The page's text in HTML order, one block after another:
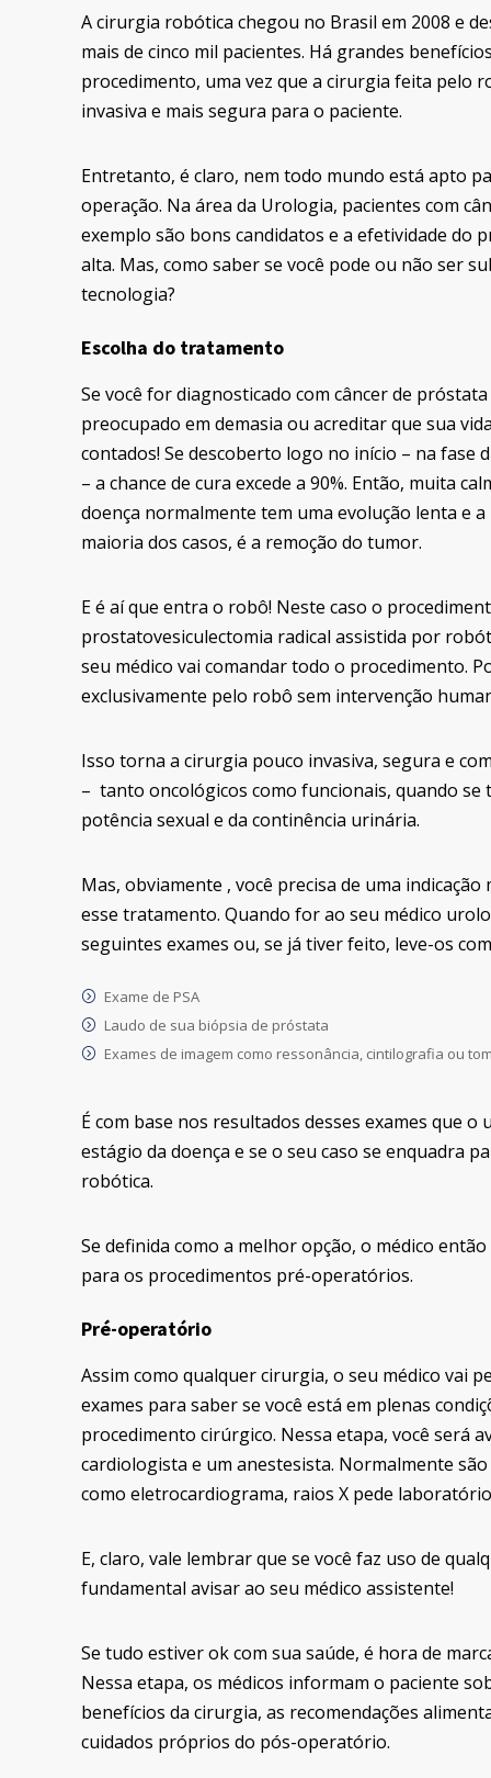
A cirurgia robótica chegou no Brasil em 2008 e
mais de cinco mil pacientes. Há grandes
procedimento, uma vez que a cirurgia feita pelo
invasiva e mais segura para o paciente.
Entretanto, é claro, nem todo mundo está apto
operação. Na área da Urologia, pacientes com
exemplo são bons candidatos e a efetividade do
alta. Mas, como saber se você pode ou não ser
tecnologia?
Escolha do tratamento
Se você for diagnosticado com câncer de
preocupado em demasia ou acreditar que sua
contados! Se descoberto logo no início – na fase
– a chance de cura excede a 90%. Então, muita
doença normalmente tem uma evolução lenta e
maioria dos casos, é a remoção do tumor.
E é aí que entra o robô! Neste caso o
prostatovesiculectomia radical assistida por
seu médico vai comandar todo o procedimento.
exclusivamente pelo robô sem intervenção
Isso torna a cirurgia pouco invasiva, segura e
– tanto oncológicos como funcionais, quando se
potência sexual e da continência urinária.
Mas, obviamente , você precisa de uma indicação
esse tratamento. Quando for ao seu médico
seguintes exames ou, se já tiver feito, leve-os
Exame de PSA
Laudo de sua biópsia de próstata
Exames de imagem como ressonância, cintilografia ou
É com base nos resultados desses exames que
estágio da doença e se o seu caso se enquadra
robótica.
Se definida como a melhor opção, o médico
para os procedimentos pré-operatórios.
Pré-operatório
Assim como qualquer cirurgia, o seu médico vai
exames para saber se você está em plenas
procedimento cirúrgico. Nessa etapa, você será
cardiologista e um anestesista. Normalmente
como eletrocardiograma, raios X pede
E, claro, vale lembrar que se você faz uso de
fundamental avisar ao seu médico assistente!
Se tudo estiver ok com sua saúde, é hora de
Nessa etapa, os médicos informam o paciente
benefícios da cirurgia, as recomendações
cuidados próprios do pós-operatório.